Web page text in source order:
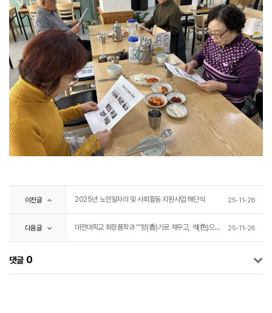
이전글 2025년 노인일자리 및 사회활동 지원사업 해단식 25-11-28
다음글 대전대학교 화장품학과 “'향(香)기로 채우고, 색(色)으로 빛내는” 정서 키우기 및 자존감 향상 프로젝트 25-11-28
댓글 0